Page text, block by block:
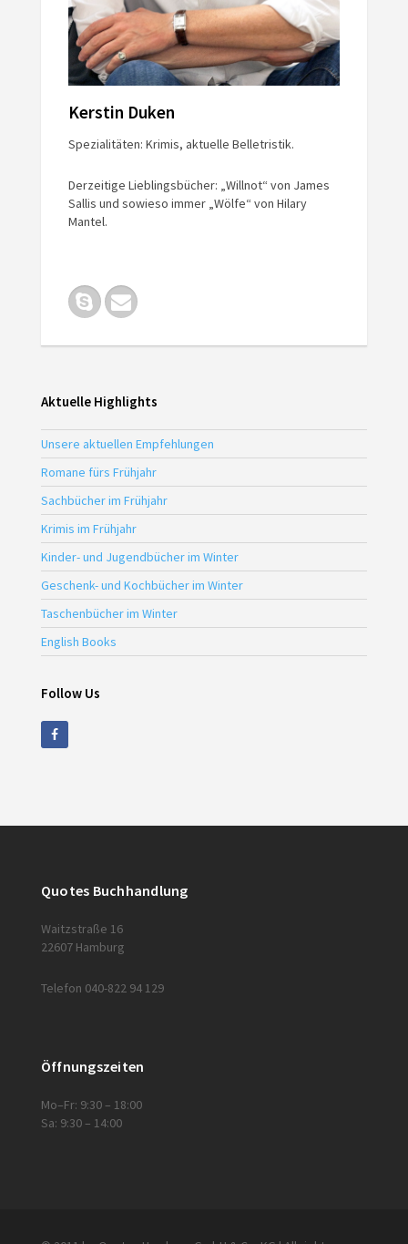
Kerstin Duken
Spezialitäten: Krimis, aktuelle Belletristik.
Derzeitige Lieblingsbücher: „Willnot“ von James
Sallis und sowieso immer „Wölfe“ von Hilary
Mantel.
Aktuelle Highlights
Unsere aktuellen Empfehlungen
Romane fürs Frühjahr
Sachbücher im Frühjahr
Krimis im Frühjahr
Kinder- und Jugendbücher im Winter
Geschenk- und Kochbücher im Winter
Taschenbücher im Winter
English Books
Follow Us
Quotes Buchhandlung
Waitzstraße 16
22607 Hamburg
Telefon 040-822 94 129
Öffnungszeiten
Mo–Fr: 9:30 – 18:00
Sa: 9:30 – 14:00